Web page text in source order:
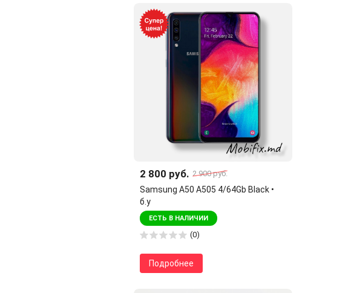
2 800 руб. 2 900 руб.
Samsung A50 A505 4/64Gb Black •
б.у
ЕСТЬ В НАЛИЧИИ
(0)
Подробнее